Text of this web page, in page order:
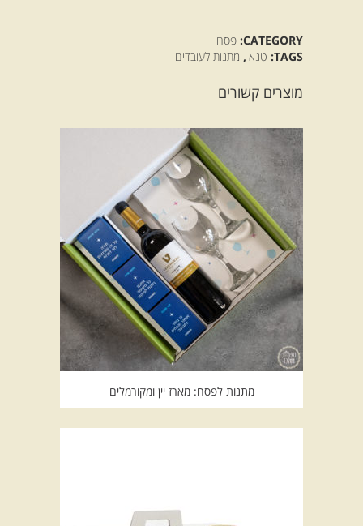
CATEGORY: פסח
TAGS: טנא , מתנות לעובדים
מוצרים קשורים
מתנות לפסח: מארז יין ומקורמלים